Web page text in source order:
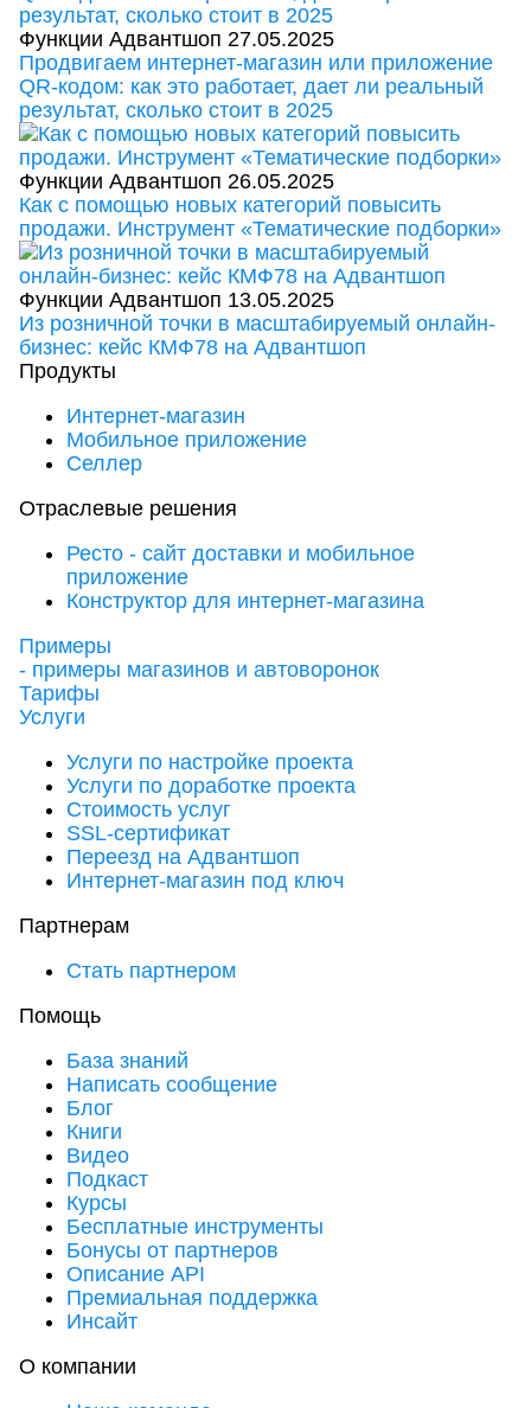
Функции Адвантшоп 27.05.2025
Продвигаем интернет-магазин или приложение
QR-кодом: как это работает, дает ли реальный
результат, сколько стоит в 2025
Функции Адвантшоп 26.05.2025
Как с помощью новых категорий повысить
продажи. Инструмент «Тематические подборки»
Функции Адвантшоп 13.05.2025
Из розничной точки в масштабируемый онлайн-
бизнес: кейс КМФ78 на Адвантшоп
Продукты
Интернет-магазин
Мобильное приложение
Селлер
Отраслевые решения
Ресто - сайт доставки и мобильное
приложение
Конструктор для интернет-магазина
Примеры
- примеры магазинов и автоворонок
Тарифы
Услуги
Услуги по настройке проекта
Услуги по доработке проекта
Стоимость услуг
SSL-сертификат
Переезд на Адвантшоп
Интернет-магазин под ключ
Партнерам
Стать партнером
Помощь
База знаний
Написать сообщение
Блог
Книги
Видео
Подкаст
Курсы
Бесплатные инструменты
Бонусы от партнеров
Описание API
Премиальная поддержка
Инсайт
О компании